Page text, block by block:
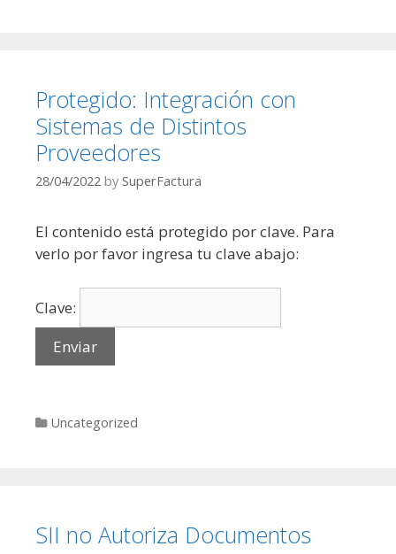
Protegido: Integración con
Sistemas de Distintos
Proveedores
28/04/2022 by SuperFactura
El contenido está protegido por clave. Para
verlo por favor ingresa tu clave abajo:
Clave:
Categories
Uncategorized
SII no Autoriza Documentos